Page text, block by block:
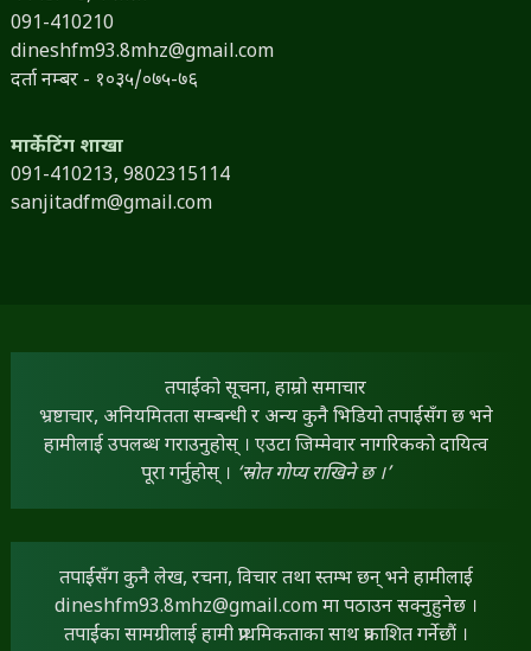
091-410210
dineshfm93.8mhz@gmail.com
दर्ता नम्बर - १०३५/०७५-७६
मार्केटिंग शाखा
091-410213, 9802315114
sanjitadfm@gmail.com
तपाईंको सूचना, हाम्रो समाचार
भ्रष्टाचार, अनियमितता सम्बन्धी र अन्य कुनै भिडियो तपाईंसँग छ भने
हामीलाई उपलब्ध गराउनुहोस् । एउटा जिम्मेवार नागरिकको दायित्व
पूरा गर्नुहोस् । ‘स्रोत गोप्य राखिने छ ।’
तपाईंसँग कुनै लेख, रचना, विचार तथा स्तम्भ छन् भने हामीलाई
dineshfm93.8mhz@gmail.comमा पठाउन सक्नुहुनेछ ।
तपाईंका सामग्रीलाई हामी प्राथमिकताका साथ प्रकाशित गर्नेछौं ।